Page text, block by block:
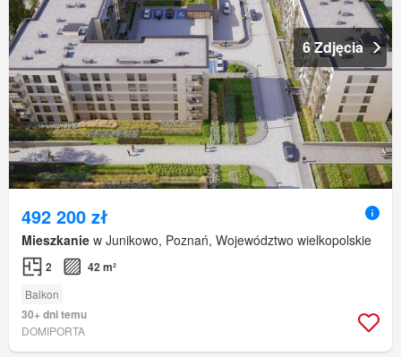
6 Zdjęcia
492 200 zł
Mieszkanie w Junikowo, Poznań, Województwo wielkopolskie
2 42 m²
Balkon
30+ dni temu
DOMIPORTA